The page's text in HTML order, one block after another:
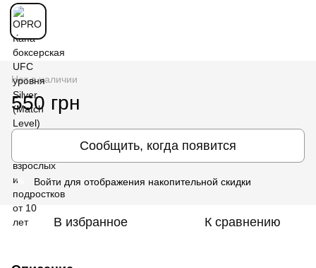
Нет в наличии
550 грн
Сообщить, когда появится
% Войти для отображения накопительной скидки
В избранное К сравнению